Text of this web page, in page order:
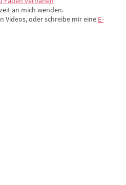
an mich wenden.
Videos, oder schreibe mir eine E-